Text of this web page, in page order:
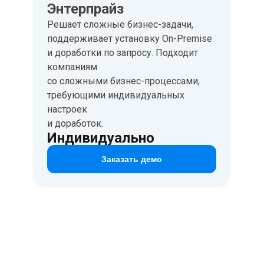
Энтерпрайз
Решает сложные бизнес-задачи,
поддерживает установку On-Premise
и доработки по запросу. Подходит
компаниям
со сложными бизнес-процессами,
требующими индивидуальных
настроек
и доработок.
Индивидуально
Заказать демо